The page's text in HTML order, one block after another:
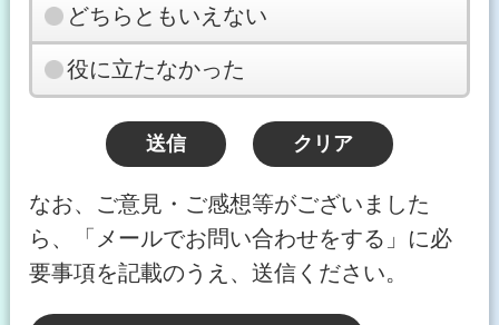
どちらともいえない
役に立たなかった
なお、ご意見・ご感想等がございました
ら、「メールでお問い合わせをする」に必
要事項を記載のうえ、送信ください。